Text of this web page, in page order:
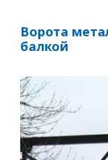
Ворота
балкой